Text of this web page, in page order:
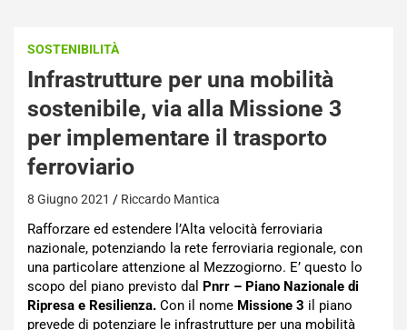
SOSTENIBILITÀ
Infrastrutture per una mobilità
sostenibile, via alla Missione 3
per implementare il trasporto
ferroviario
8 Giugno 2021 Riccardo Mantica
Rafforzare ed estendere l’Alta velocità ferroviaria
nazionale, potenziando la rete ferroviaria regionale, con
una particolare attenzione al Mezzogiorno. E’ questo lo
scopo del piano previsto dal Pnrr – Piano Nazionale di
Ripresa e Resilienza. Con il nome Missione 3 il piano
prevede di potenziare le infrastrutture per una mobilità